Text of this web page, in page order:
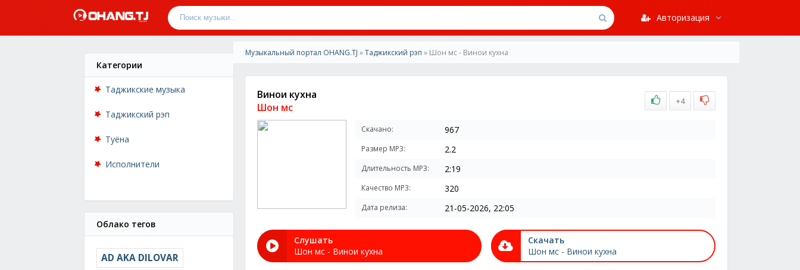
Авторизация
Категории
Таджикские музыка
Таджикский рэп
Туёна
Исполнители
Облако тегов
AD AKA DILOVAR
Музыкальный портал OHANG.TJ »Таджикский рэп » Шон мс - Винои кухна
Винои кухна
Шон мс
+4
Скачано: 967
Размер MP3: 2.2
Длительность MP3: 2:19
Качество MP3: 320
Дата релиза: 21-05-2026, 22:05
Слушать
Шон мс - Винои кухна
Скачать
Шон мс - Винои кухна